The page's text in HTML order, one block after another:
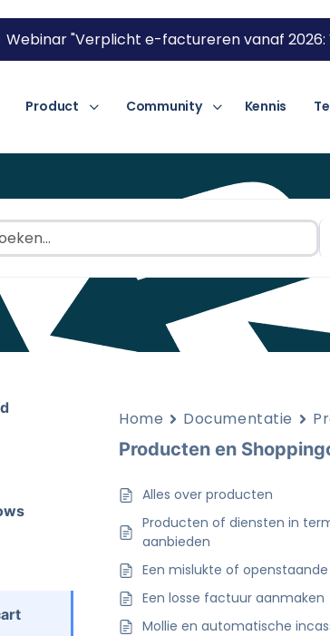
Webinar "Verplicht e-factureren vanaf
Product Community Kennis
Home Documentatie
Producten en
Alles over producten
Producten of diensten in
aanbieden
Een mislukte of
Een losse factuur aanmaken
Mollie en automatische